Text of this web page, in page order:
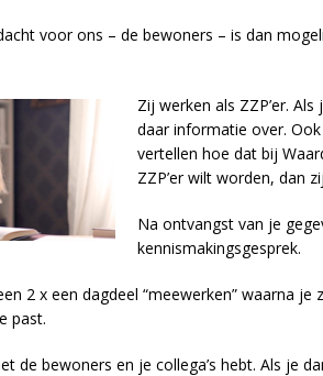
voor ons – de bewoners – is dan
Zij werken als ZZP’er.
daar informatie over.
vertellen hoe dat bij
ZZP’er wilt worden, dan
Na ontvangst van je
kennismakingsgesprek.
2 x een dagdeel “meewerken” waarna
past.
de bewoners en je collega’s hebt. Als je